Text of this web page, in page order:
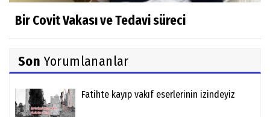
Bir Covit Vakası ve Tedavi süreci
Son Yorumlananlar
Fatihte kayıp vakıf eserlerinin izindeyiz